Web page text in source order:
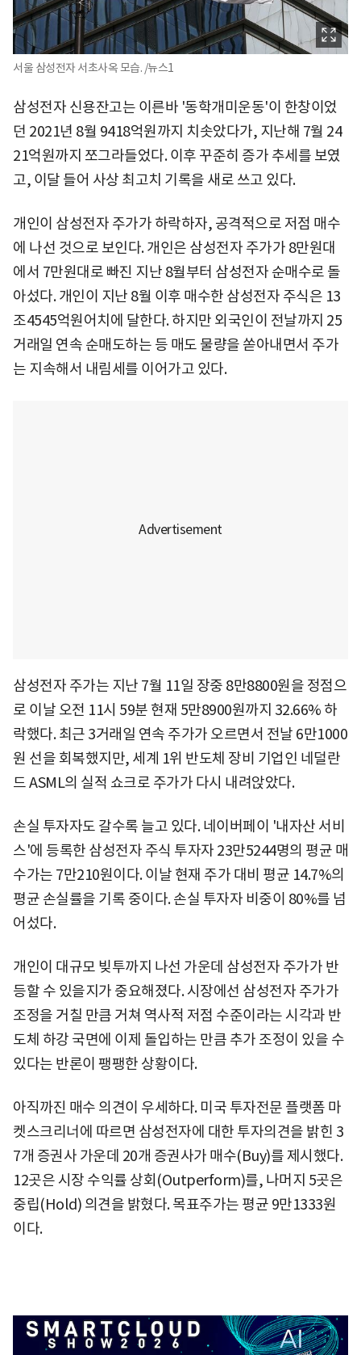
서울 삼성전자 서초사옥 모습. /뉴스1
삼성전자 신용잔고는 이른바 '동학개미운동'이 한창이었
던 2021년 8월 9418억원까지 치솟았다가, 지난해 7월 24
21억원까지 쪼그라들었다. 이후 꾸준히 증가 추세를 보였
고, 이달 들어 사상 최고치 기록을 새로 쓰고 있다.
개인이 삼성전자 주가가 하락하자, 공격적으로 저점 매수
에 나선 것으로 보인다. 개인은 삼성전자 주가가 8만원대
에서 7만원대로 빠진 지난 8월부터 삼성전자 순매수로 돌
아섰다. 개인이 지난 8월 이후 매수한 삼성전자 주식은 13
조4545억원어치에 달한다. 하지만 외국인이 전날까지 25
거래일 연속 순매도하는 등 매도 물량을 쏟아내면서 주가
는 지속해서 내림세를 이어가고 있다.
삼성전자 주가는 지난 7월 11일 장중 8만8800원을 정점으
로 이날 오전 11시 59분 현재 5만8900원까지 32.66% 하
락했다. 최근 3거래일 연속 주가가 오르면서 전날 6만1000
원 선을 회복했지만, 세계 1위 반도체 장비 기업인 네덜란
드 ASML의 실적 쇼크로 주가가 다시 내려앉았다.
손실 투자자도 갈수록 늘고 있다. 네이버페이 '내자산 서비
스'에 등록한 삼성전자 주식 투자자 23만5244명의 평균 매
수가는 7만210원이다. 이날 현재 주가 대비 평균 14.7%의
평균 손실률을 기록 중이다. 손실 투자자 비중이 80%를 넘
어섰다.
개인이 대규모 빚투까지 나선 가운데 삼성전자 주가가 반
등할 수 있을지가 중요해졌다. 시장에선 삼성전자 주가가
조정을 거칠 만큼 거쳐 역사적 저점 수준이라는 시각과 반
도체 하강 국면에 이제 돌입하는 만큼 추가 조정이 있을 수
있다는 반론이 팽팽한 상황이다.
아직까진 매수 의견이 우세하다. 미국 투자전문 플랫폼 마
켓스크리너에 따르면 삼성전자에 대한 투자의견을 밝힌 3
7개 증권사 가운데 20개 증권사가 매수(Buy)를 제시했다.
12곳은 시장 수익률 상회(Outperform)를, 나머지 5곳은
중립(Hold) 의견을 밝혔다. 목표주가는 평균 9만1333원
이다.